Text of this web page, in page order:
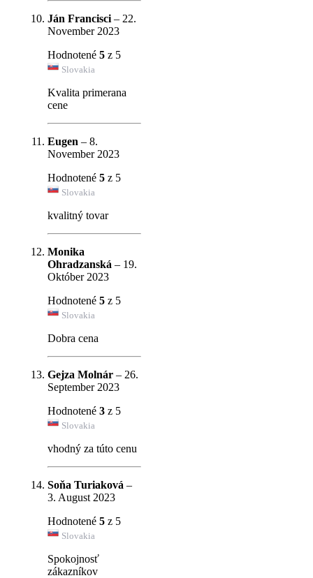
Ján Francisci – 22.
November 2023
Hodnotené 5 z 5
Slovakia
Kvalita primerana
cene
Eugen – 8.
November 2023
Hodnotené 5 z 5
Slovakia
kvalitný tovar
Monika
Ohradzanská – 19.
Október 2023
Hodnotené 5 z 5
Slovakia
Dobra cena
Gejza Molnár – 26.
September 2023
Hodnotené 3 z 5
Slovakia
vhodný za túto cenu
Soňa Turiaková –
3. August 2023
Hodnotené 5 z 5
Slovakia
Spokojnosť
zákazníkov